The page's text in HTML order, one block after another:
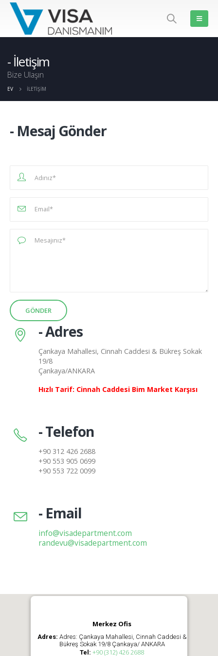
İletişim
Bize Ulaşın
EV İLETIŞIM
- Mesaj Gönder
- Adres
Çankaya Mahallesi, Cinnah Caddesi & Bükreş Sokak
19/8
Çankaya/ANKARA
Hızlı Tarif: Cinnah Caddesi Bim Market Karşısı
- Telefon
+90 312 426 2688
+90 553 905 0699
+90 553 722 0099
- Email
info@visadepartment.com
randevu@visadepartment.com
Merkez Ofis
Adres: Adres: Çankaya Mahallesi, Cinnah Caddesi &
Bükreş Sokak 19/8 Çankaya/ ANKARA
Tel: +90 (312) 426 2688